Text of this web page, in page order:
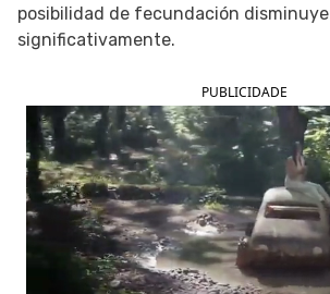
posibilidad de fecundación disminuye
significativamente.
PUBLICIDADE